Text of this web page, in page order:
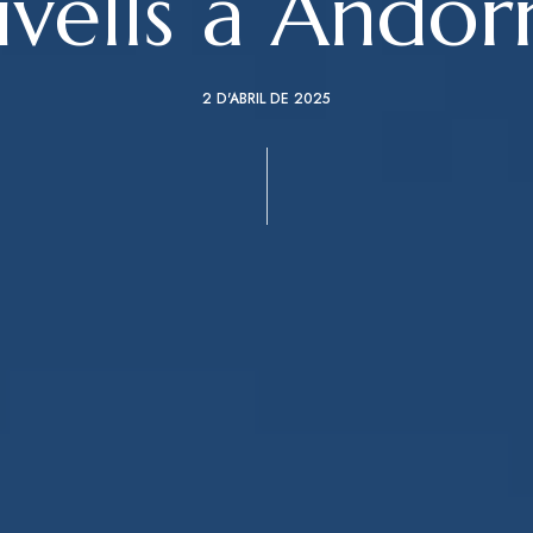
2 D'ABRIL DE 2025